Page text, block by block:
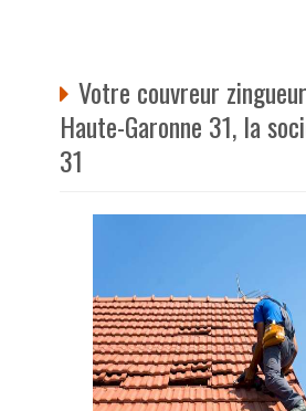
Votre couvreur
Haute-Garonne 31, la
31